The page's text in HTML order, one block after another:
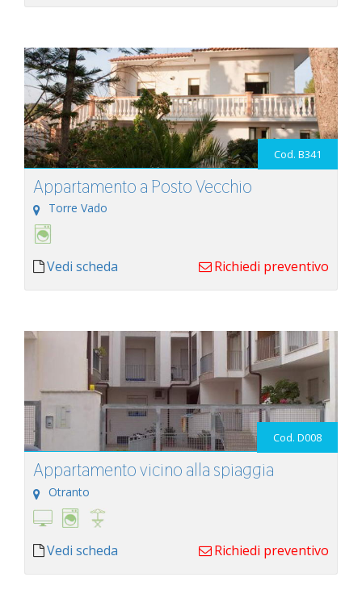
Cod. B341
Appartamento a Posto Vecchio
Torre Vado
Vedi scheda Richiedi preventivo
Cod. D008
Appartamento vicino alla spiaggia
Otranto
Vedi scheda Richiedi preventivo